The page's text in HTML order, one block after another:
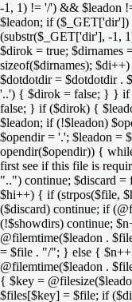
-1, 1) != '/') && $leadon
$leadon; if
(substr($_GET['dir'], -1,
$dirok = true;
sizeof($dirnames);
$dotdotdir = $dotdotdir .
'..') { $dirok = false; } } if
false; } if ($dirok) {
$leadon; if (!$leadon)
$opendir = '.'; $leadon =
opendir($opendir)) {
first see if this file is
"..") continue; $discard =
$hi++) { if (strpos($file,
($discard) continue; if
(!$showdirs) continue;
@filemtime($leadon .
= $file . "/"; } else {
@filemtime($leadon .
{ $key =
$files[$key] = $file; if